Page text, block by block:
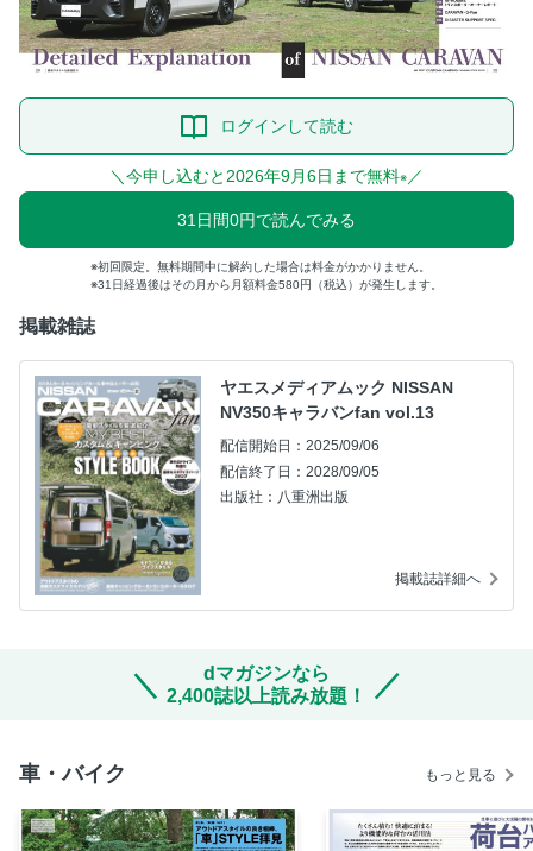
ログインして読む
＼今申し込むと2026年9月6日まで無料※ ／
31日間0円で読んでみる
初回限定。無料期間中に解約した場合は料金がかかりません。
31日経過後はその月から月額料金580円（税込）が発生します。
掲載雑誌
ヤエスメディアムック NISSAN
NV350キャラバンfan vol.13
配信開始日：2025/09/06
配信終了日：2028/09/05
出版社：八重洲出版
掲載誌詳細へ
dマガジンなら
2,400誌以上読み放題！
車・バイク もっと見る